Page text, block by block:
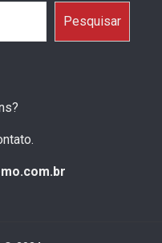
Pesquisar